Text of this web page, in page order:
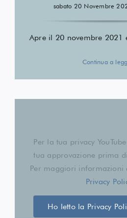
sabato 20 Novembre
Apre il 20 novembre
Continua a
Per la tua privacy
tua approvazione prima
Per maggiori informazioni
Privacy
Ho letto la Privacy